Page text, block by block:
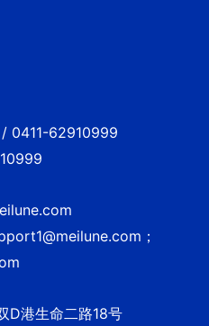
0411-62910999
；
D港生命二路18号